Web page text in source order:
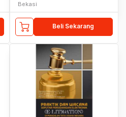
Bekasi
Beli Sekarang